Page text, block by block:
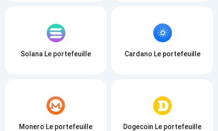
Solana Le portefeuille Cardano Le portefeuille
Monero Le portefeuille Dogecoin Le portefeuille